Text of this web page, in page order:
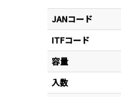
JANコード
ITFコード
容量
入数